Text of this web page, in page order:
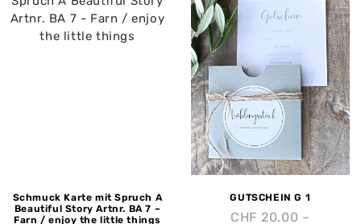
Schmuck Karte mit Spruch A
Beautiful Story Artnr. BA 7 –
Farn / enjoy the little things
GUTSCHEIN G 1
CHF 20.00 –